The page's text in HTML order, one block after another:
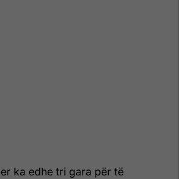
ka edhe tri gara për të